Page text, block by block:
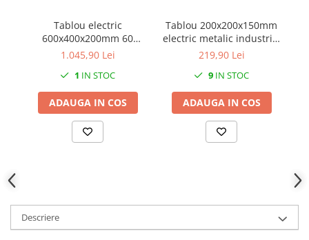
Tablou electric
600x400x200mm 60
module cofret dulap
4 randuri x 15 module
IP66 aparent cu
plastroane sina DIN
pentru montaj
contrapanou placa de
montaj
1.045,90 Lei
1 IN STOC
ADAUGA IN COS
Tablou 200x200x150mm
electric metalic industrial
cu contrapanou
630A vopsit electrostatic
219,90 Lei
9 IN STOC
ADAUGA IN COS
Descriere